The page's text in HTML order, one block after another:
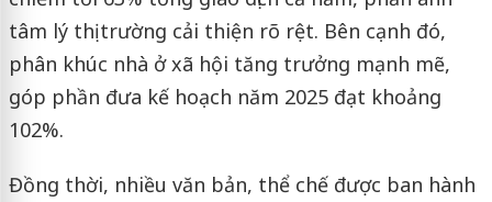
tâm lý thị trường cải thiện rõ rệt. Bên cạnh đó,
phân khúc nhà ở xã hội tăng trưởng mạnh mẽ,
góp phần đưa kế hoạch năm 2025 đạt khoảng
102%.
Đồng thời, nhiều văn bản, thể chế được ban hành